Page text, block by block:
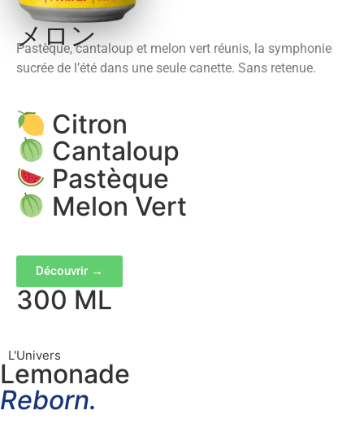
メロン
Pastèque, cantaloup et melon vert réunis, la symphonie
sucrée de l’été dans une seule canette. Sans retenue.
Citron
Cantaloup
Pastèque
Melon Vert
Découvrir →
300 ML
L'Univers
Lemonade
Reborn.